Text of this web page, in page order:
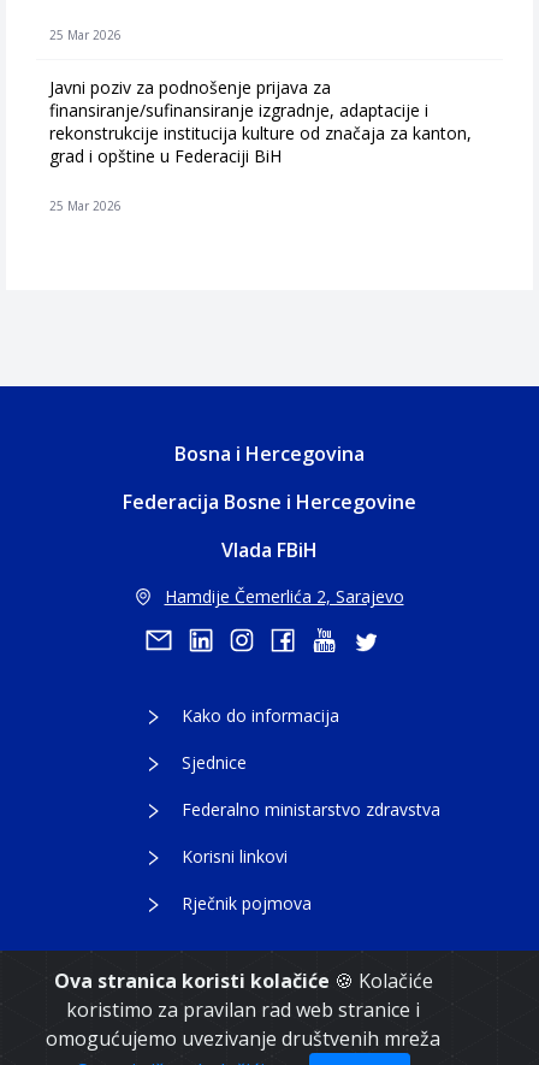
Ova stranica koristi kolačiće 🍪 Kolačiće
koristimo za pravilan rad web stranice i
omogućujemo uvezivanje društvenih mreža
25 Mar 2026
Javni poziv za podnošenje prijava za
finansiranje/sufinansiranje izgradnje, adaptacije i
rekonstrukcije institucija kulture od značaja za kanton,
grad i opštine u Federaciji BiH
25 Mar 2026
Bosna i Hercegovina
Federacija Bosne i Hercegovine
Vlada FBiH
Hamdije Čemerlića 2, Sarajevo
Kako do informacija
Sjednice
Federalno ministarstvo zdravstva
Korisni linkovi
Rječnik pojmova
Copyright 2021. Vlada Federacije Bosne i
Hercegovine